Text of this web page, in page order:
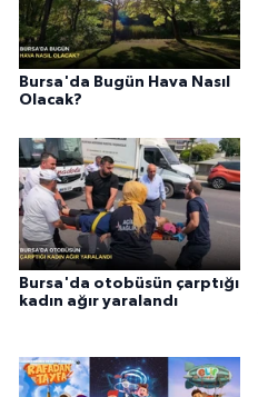
Bursa'da Bugün Hava Nasıl
Olacak?
Bursa'da otobüsün çarptığı
kadın ağır yaralandı